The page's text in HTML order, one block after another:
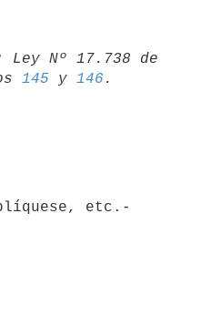
Ley Nº 17.738 de
145 y 146
etc.-